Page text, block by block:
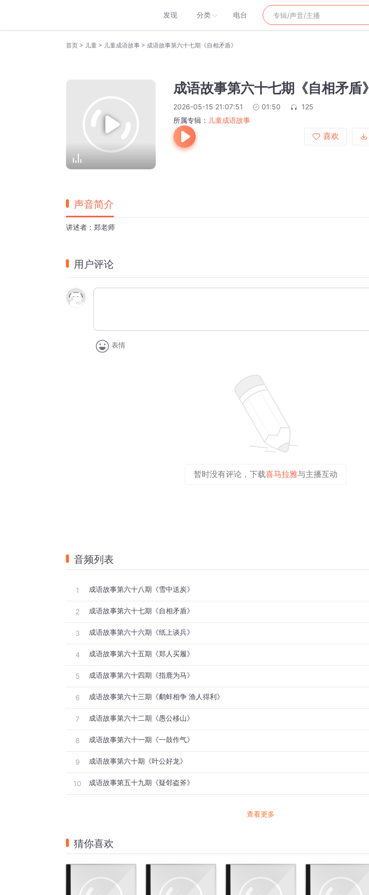
发现 分类 电台
首页 > 儿童 > 儿童成语故事 > 成语故事第六十七期《自相矛盾》
成语故事第六十七期《自相矛盾》
2026-05-15 21:07:51 01:50
125
所属专辑： 儿童成语故事
喜欢
声音简介
讲述者：郑老师
用户评论
表情
暂时没有评论，下载喜马拉雅与主播互动
音频列表
1 成语故事第六十八期《雪中送炭》
2 成语故事第六十七期《自相矛盾》
3 成语故事第六十六期《纸上谈兵》
4 成语故事第六十五期《郑人买履》
5 成语故事第六十四期《指鹿为马》
6 成语故事第六十三期《鹬蚌相争 渔人得利》
7 成语故事第六十二期《愚公移山》
8 成语故事第六十一期《一鼓作气》
9 成语故事第六十期《叶公好龙》
10 成语故事第五十九期《疑邻盗斧》
查看更多
猜你喜欢